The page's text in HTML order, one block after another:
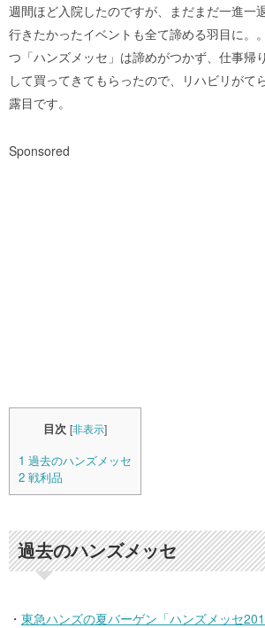
週間ほど入院したのですが、まだまだ一進一
行きたかったイベントも全て諦める羽目に。
つ「ハンズメッセ」は諦めがつかず、仕事帰
して買ってきてもらったので、リハビリがて
露目です。
Sponsored
目次 [非表示]
1 過去のハンズメッセ
2 戦利品
過去のハンズメッセ
・ 東急ハンズの夏バーゲン「ハンズメッセ